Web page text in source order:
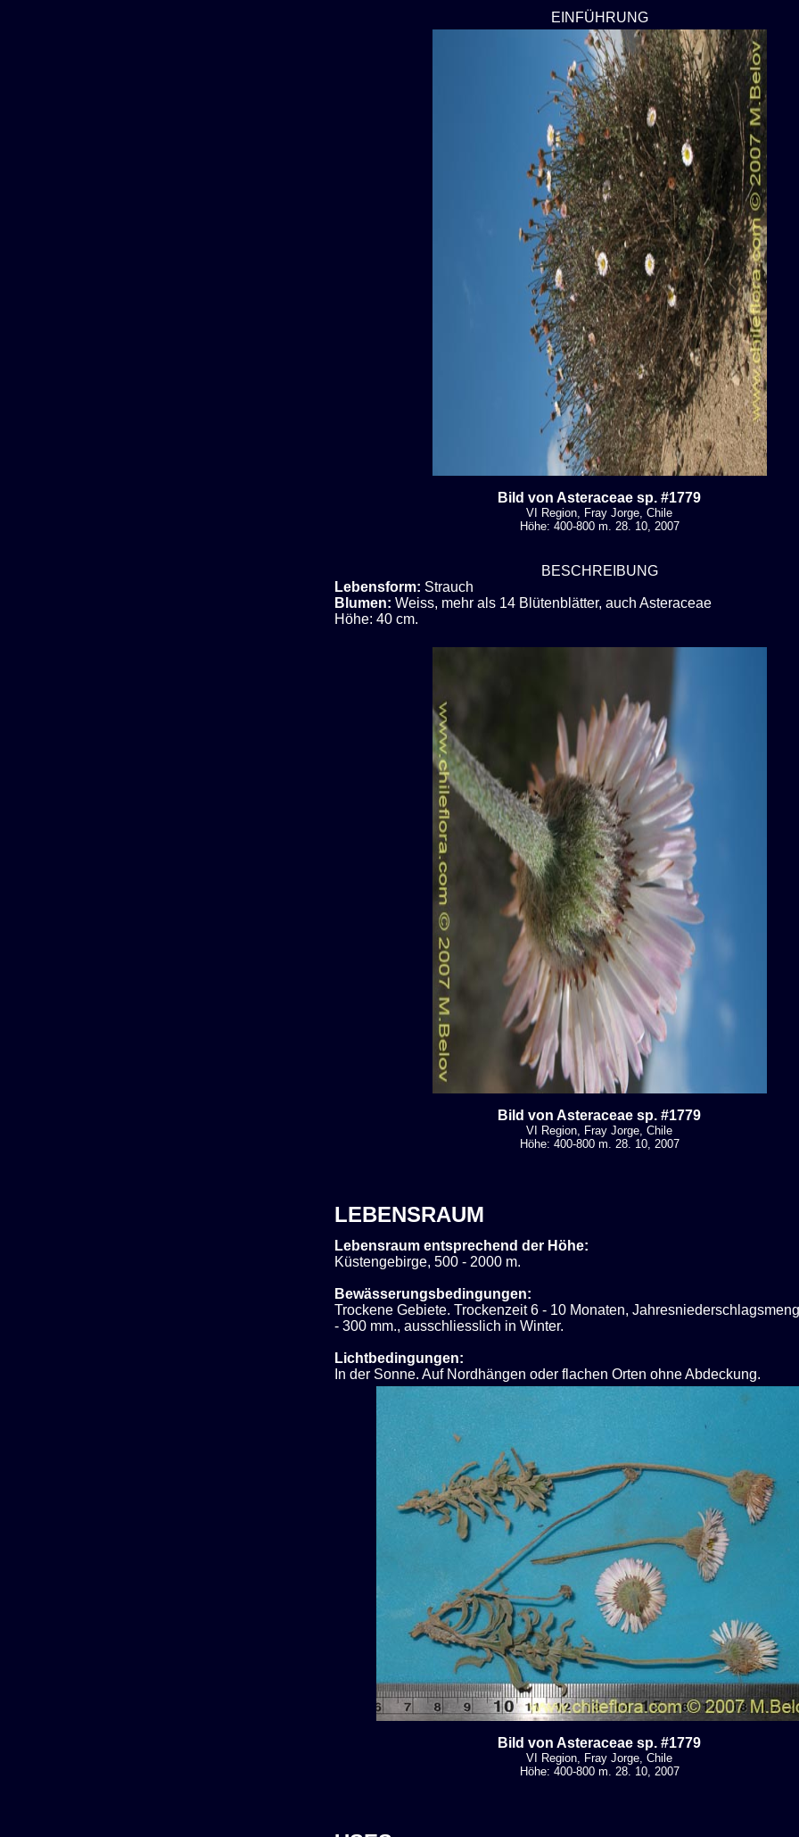
EINFÜHRUNG
Bild von Asteraceae sp. #1779
VI Region, Fray Jorge, Chile
Höhe: 400-800 m. 28. 10, 2007
BESCHREIBUNG
Lebensform: Strauch
Blumen: Weiss, mehr als 14 Blütenblätter, auch Asteraceae
Höhe: 40 cm.
Bild von Asteraceae sp. #1779
VI Region, Fray Jorge, Chile
Höhe: 400-800 m. 28. 10, 2007
LEBENSRAUM
Lebensraum entsprechend der Höhe:
Küstengebirge, 500 - 2000 m.
Bewässerungsbedingungen:
Trockene Gebiete. Trockenzeit 6 - 10 Monaten,
- 300 mm., ausschliesslich in Winter.
Lichtbedingungen:
In der Sonne. Auf Nordhängen oder flachen Orten ohne Abdeckung.
Bild von Asteraceae sp. #1779
VI Region, Fray Jorge, Chile
Höhe: 400-800 m. 28. 10, 2007